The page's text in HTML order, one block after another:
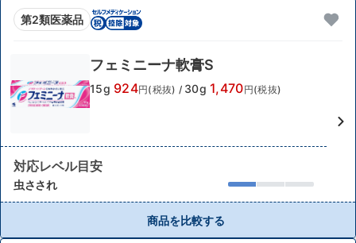
第2類医薬品
フェミニーナ軟膏S
15g 924円(税抜) / 30g 1,470円(税抜)
対応レベル目安
虫さされ
商品を比較する